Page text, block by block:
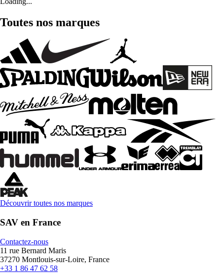
Toutes nos marques
Découvrir toutes nos marques
SAV en France
Contactez-nous
11 rue Bernard Maris
37270 Montlouis-sur-Loire, France
+33 1 86 47 62 58